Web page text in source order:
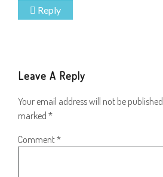
Reply
Leave A Reply
Your email address will not be published.
marked *
Comment*